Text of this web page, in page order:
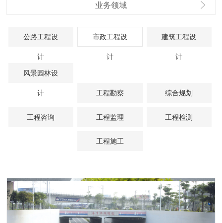
业务领域
公路工程设
计
市政工程设
计
建筑工程设
计
风景园林设
计 工程勘察 综合规划
工程咨询 工程监理 工程检测
工程施工